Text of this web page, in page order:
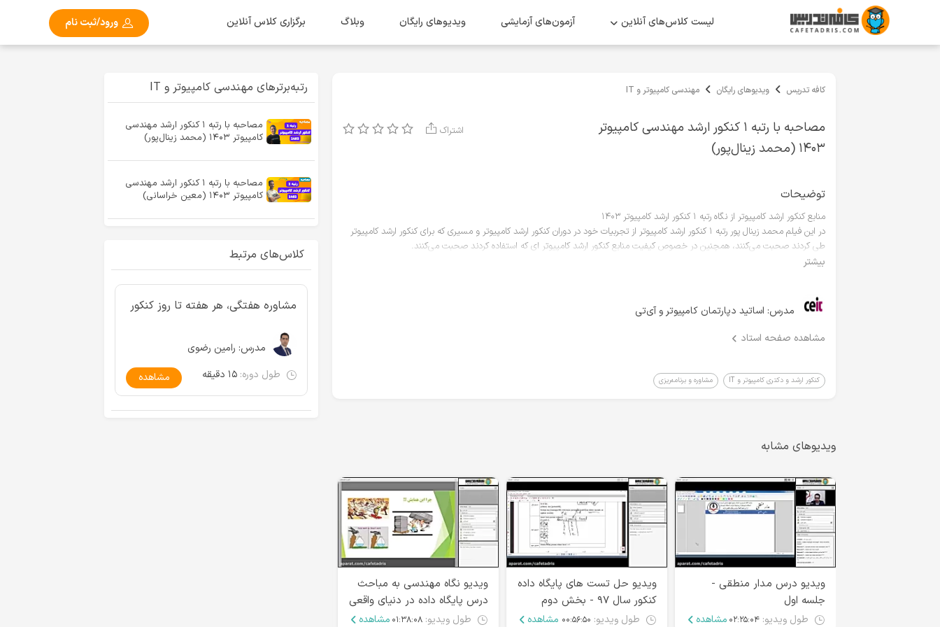
ورود/ثبت نام لیست کلاس‌های آنلاین آزمون‌های آزمایشی ویدیو‌های رایگان وبلاگ برگزاری کلاس آنلاین
کافه تدریس ویدیوهای رایگان مهندسی کامپیوتر و IT
مصاحبه با رتبه ۱ کنکور ارشد مهندسی کامپیوتر
۱۴۰۳ (محمد زینال‌پور)
اشتراک
توضیحات
منابع کنکور ارشد کامپیوتر از نگاه رتبه ۱ کنکور ارشد کامپیوتر ۱۴۰۳
در این فیلم محمد زینال پور رتبه ۱ کنکور ارشد کامپیوتر از تجربیات خود در دوران کنکور ارشد کامپیوتر و مسیری که برای کنکور ارشد کامپیوتر
طی کردند صحبت می‌کنند، همچنین در خصوص کیفیت منابع کنکور ارشد کامپیوتر ای که استفاده کردند صحبت می‌کنند.
محمد زینال پور همچنین موفق به کسب رتبه ۵ در کنکور ارشد آیتی ۱۴۰۳ شده اند.
https://cafetadris.com/ceit
بیشتر
مدرس: اساتید دپارتمان کامپیوتر و آی‌تی
مشاهده صفحه استاد
کنکور ارشد و دکتری کامپیوتر و IT مشاوره و برنامه‌ریزی
ویدیوهای مشابه
ویدیو درس مدار منطقی -
جلسه اول
طول ویدیو: ۰۲:۲۵:۰۴ مشاهده
ویدیو حل تست های پایگاه داده
کنکور سال ۹۷ - بخش دوم
طول ویدیو: ۰۰:۵۶:۵۰ مشاهده
ویدیو نگاه مهندسی به مباحث
درس پایگاه داده در دنیای واقعی
طول ویدیو: ۰۱:۳۸:۰۸ مشاهده
رتبه‌برترهای مهندسی کامپیوتر و IT
مصاحبه با رتبه ۱ کنکور ارشد مهندسی
کامپیوتر ۱۴۰۳ (محمد زینال‌پور)
مصاحبه با رتبه ۱ کنکور ارشد مهندسی
کامپیوتر ۱۴۰۳ (معین خراسانی)
کلاس‌های مرتبط
مشاوره هفتگی، هر هفته تا روز کنکور
مدرس: رامین رضوی
طول دوره: ۱۵ دقیقه مشاهده